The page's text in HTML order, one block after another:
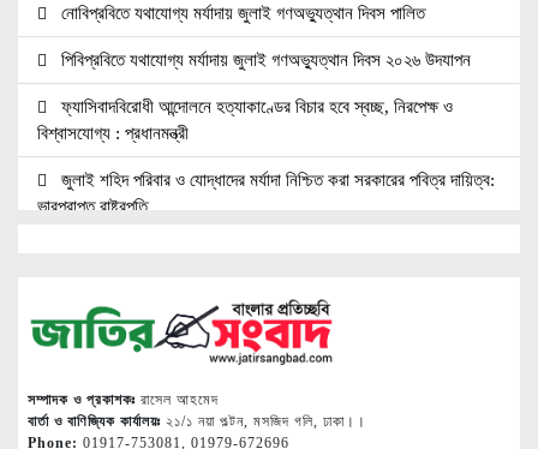
নোবিপ্রবিতে যথাযোগ্য মর্যাদায় জুলাই গণঅভ্যুত্থান দিবস পালিত
পিবিপ্রবিতে যথাযোগ্য মর্যাদায় জুলাই গণঅভ্যুত্থান দিবস ২০২৬ উদযাপন
ফ্যাসিবাদবিরোধী আন্দোলনে হত্যাকাণ্ডের বিচার হবে স্বচ্ছ, নিরপেক্ষ ও
বিশ্বাসযোগ্য : প্রধানমন্ত্রী
জুলাই শহিদ পরিবার ও যোদ্ধাদের মর্যাদা নিশ্চিত করা সরকারের পবিত্র দায়িত্ব:
ভারপ্রাপ্ত রাষ্ট্রপতি
উচ্চশিক্ষার দ্বার খুলতে ‘ওভারসীজ এডুকেয়ার’ ও ‘এডু উইংস হাব’-এর নতুন
যাত্রা
সাপাহারে তুচ্ছ ঘটনায় দম্পতি কে পিটিয়ে জখম
সম্পাদক ও প্রকাশকঃ রাসেল আহমেদ
বার্তা ও বাণিজ্যিক কার্যালয়ঃ ২১/১ নয়া পল্টন, মসজিদ গলি, ঢাকা।।
Phone: 01917-753081, 01979-672696